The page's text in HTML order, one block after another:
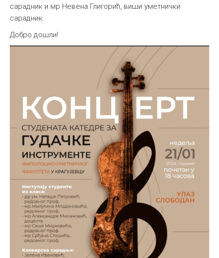
сарадник и мр Невена Глигорић, виши уметнички
сарадник.
Добро дошли!